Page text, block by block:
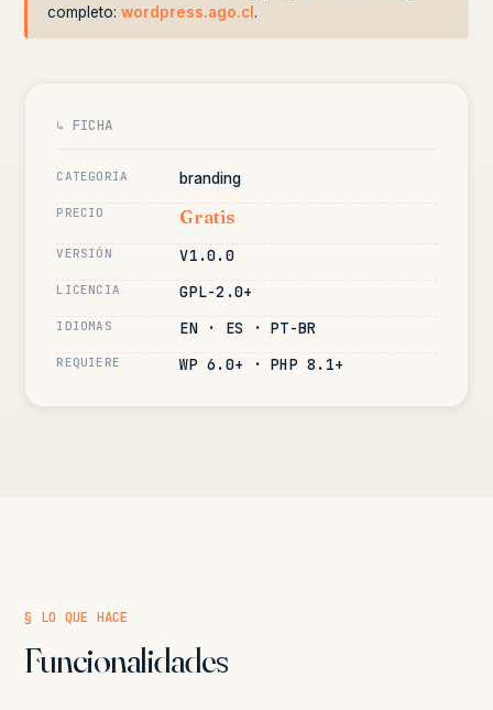
completo:wordpress.ago.cl .
↳ FICHA
CATEGORÍA branding
PRECIO Gratis
VERSIÓN V1.0.0
LICENCIA GPL-2.0+
IDIOMAS EN · ES · PT-BR
REQUIERE WP 6.0+ · PHP 8.1+
§ LO QUE HACE
Funcionalidades